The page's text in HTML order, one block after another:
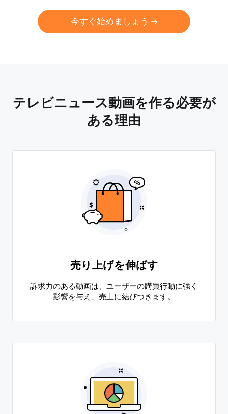
今すぐ始めましょう
テレビニュース動画を作る必要が
ある理由
売り上げを伸ばす
訴求力のある動画は、ユーザーの購買行動に強く
影響を与え、売上に結びつきます。